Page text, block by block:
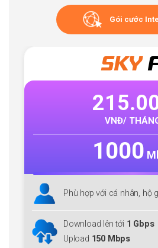
Gói cước
SKY
VNĐ/
1000
Phù hợp với cá nhân, hộ
Download lên tới 1 Gbps
Upload 150 Mbps